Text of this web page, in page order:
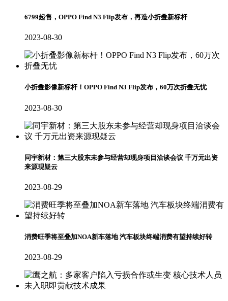
6799起售，OPPO Find N3 Flip发布，再造小折叠新标杆
2023-08-30
小折叠影像新标杆！OPPO Find N3 Flip发布，60万次折叠无忧
2023-08-30
同宇新材：第三大股东未参与经营却现身项目洽谈会议 千万元出资
来源现疑云
2023-08-29
消费旺季将至叠加NOA新车落地 汽车板块终端消费有望持续好转
2023-08-29